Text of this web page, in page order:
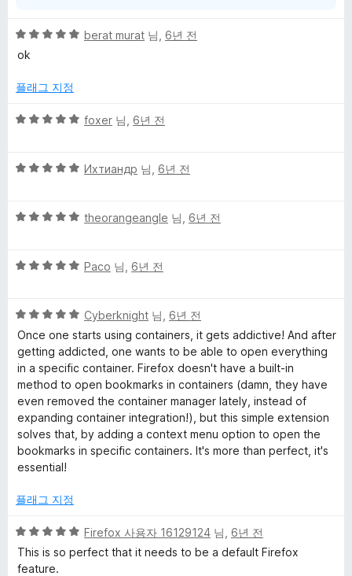
5
점
점
5
berat murat 님, 6년 전
ok
플래그 지정
5
점
점
foxer 님, 6년 전
5
점
점
Ихтиандр 님, 6년 전
5
점
점
theorangeangle 님, 6년 전
5
점
에
5
점
Paco 님, 6년 전
5
점
만
점
에
5
점
Cyberknight 님, 6년 전
Once one starts using containers, it gets addictive! And after
getting addicted, one wants to be able to open everything
in a specific container. Firefox doesn't have a built-in
method to open bookmarks in containers (damn, they have
even removed the container manager lately, instead of
expanding container integration!), but this simple extension
solves that, by adding a context menu option to open the
bookmarks in specific containers. It's more than perfect, it's
essential!
플래그 지정
5
점
만
Firefox 사용자 16129124 님, 6년 전
This is so perfect that it needs to be a default Firefox
feature.